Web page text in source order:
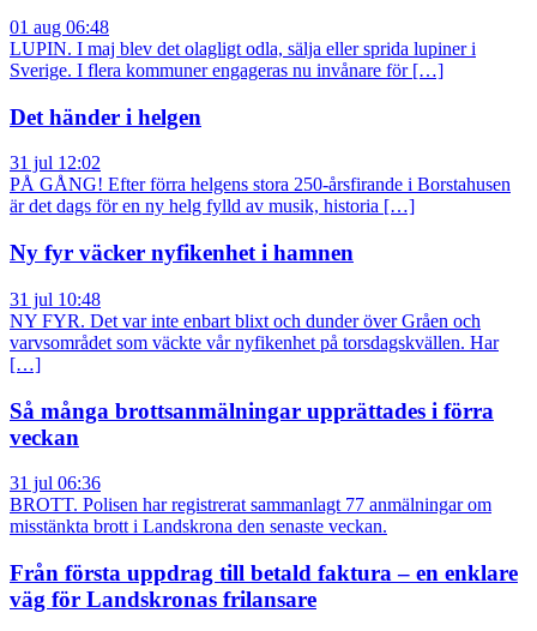
01 aug 06:48
LUPIN. I maj blev det olagligt odla, sälja eller sprida lupiner i
Sverige. I flera kommuner engageras nu invånare för […]
Det händer i helgen
31 jul 12:02
PÅ GÅNG! Efter förra helgens stora 250-årsfirande i Borstahusen
är det dags för en ny helg fylld av musik, historia […]
Ny fyr väcker nyfikenhet i hamnen
31 jul 10:48
NY FYR. Det var inte enbart blixt och dunder över Gråen och
varvsområdet som väckte vår nyfikenhet på torsdagskvällen. Har
[…]
Så många brottsanmälningar upprättades i förra
veckan
31 jul 06:36
BROTT. Polisen har registrerat sammanlagt 77 anmälningar om
misstänkta brott i Landskrona den senaste veckan.
Från första uppdrag till betald faktura – en enklare
väg för Landskronas frilansare